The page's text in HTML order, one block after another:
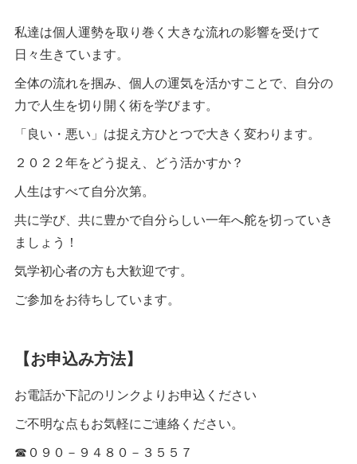
私達は個人運勢を取り巻く大きな流れの影響を受けて
日々生きています。
全体の流れを掴み、個人の運気を活かすことで、自分の
力で人生を切り開く術を学びます。
「良い・悪い」は捉え方ひとつで大きく変わります。
２０２２年をどう捉え、どう活かすか？
人生はすべて自分次第。
共に学び、共に豊かで自分らしい一年へ舵を切っていき
ましょう！
気学初心者の方も大歓迎です。
ご参加をお待ちしています。
【お申込み方法】
お電話か下記のリンクよりお申込ください
ご不明な点もお気軽にご連絡ください。
☎０９０－９４８０－３５５７